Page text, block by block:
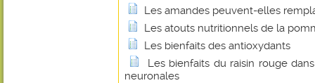
Les amandes peuvent-elles
Les atouts nutritionnels de la
Les bienfaits des antioxydants
Les bienfaits du raisin rouge
neuronales